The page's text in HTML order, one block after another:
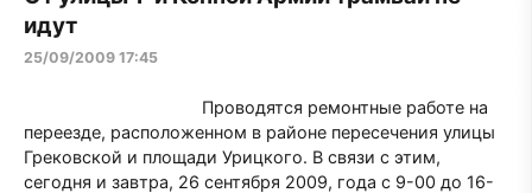
идут
25/09/2009 17:45
Проводятся ремонтные работе на
переезде, расположенном в районе пересечения улицы
Грековской и площади Урицкого. В связи с этим,
сегодня и завтра, 26 сентября 2009, года с 9-00 до 16-